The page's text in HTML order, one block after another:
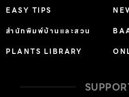
EASY TIPS
สำนักพิมพ์บ้านและสวน
PLANTS LIBRARY